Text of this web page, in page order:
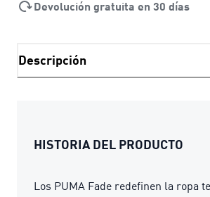
Devolución gratuita en 30 días
Descripción
HISTORIA DEL PRODUCTO
Los PUMA Fade redefinen la ropa